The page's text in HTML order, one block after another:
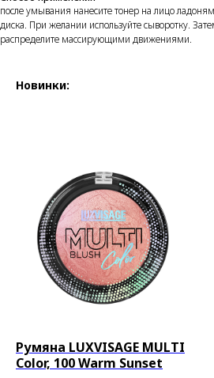
после умывания нанесите тонер на лицо
диска. При желании используйте сыворотку.
распределите массирующими движениями.
Новинки:
Румяна LUXVISAGE MULTI
Color, 100 Warm Sunset